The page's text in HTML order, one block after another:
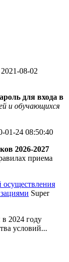
2021-08-02
для входа в
и обучающихся
01-24 08:50:40
2026-2027
приема
осуществления
Super
2024 году
условий...